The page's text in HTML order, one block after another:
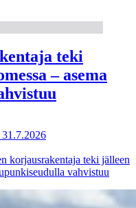
teki
– asema
31.7.2026
korjausrakentaja teki jälleen
vahvistuu